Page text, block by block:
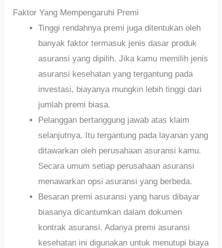
Faktor Yang Mempengaruhi Premi
Tinggi rendahnya premi juga ditentukan oleh
banyak faktor termasuk jenis dasar produk
asuransi yang dipilih. Jika kamu memilih jenis
asuransi kesehatan yang tergantung pada
investasi, biayanya mungkin lebih tinggi dari
jumlah premi biasa.
Pelanggan bertanggung jawab atas klaim
selanjutnya. Itu tergantung pada layanan yang
ditawarkan oleh perusahaan asuransi kamu.
Secara umum setiap perusahaan asuransi
menawarkan opsi asuransi yang berbeda.
Besaran premi asuransi yang harus dibayar
biasanya dicantumkan dalam dokumen
kontrak asuransi. Adanya premi asuransi
kesehatan ini digunakan untuk menutupi biaya